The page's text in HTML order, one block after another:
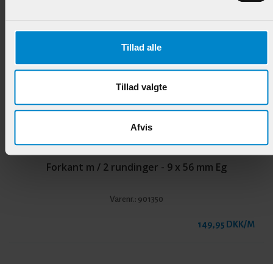
Tillad alle
Tillad valgte
Afvis
Andre produkter i samme kategori
Forkant m / 2 rundinger - 9 x 56 mm Eg
Varenr.: 901350
149,95 DKK/M